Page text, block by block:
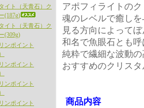
イト（天青石）ク
(187g)
イト（天青石）ク
(309g)
ンポイント
ンポイント
ンポイント
ンポイント
アポフィライトの
魂のレベルで癒し
見る方向によって
和名で魚眼石とも
純粋で繊細な波動
おすすめのクリス
商品内容